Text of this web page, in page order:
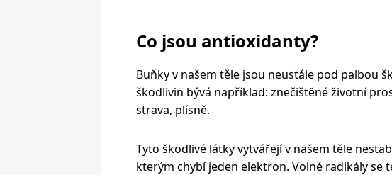
Co jsou antioxidanty?
Buňky v našem těle jsou neustále pod palbou
škodlivin bývá například: znečištěné životní
strava, plísně.
Tyto škodlivé látky vytvářejí v našem těle
kterým chybí jeden elektron. Volné radikály se